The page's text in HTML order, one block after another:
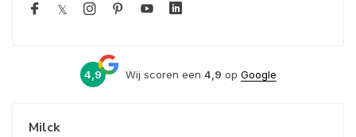
4,9 Wij scoren een 4,9 op Google
Milck